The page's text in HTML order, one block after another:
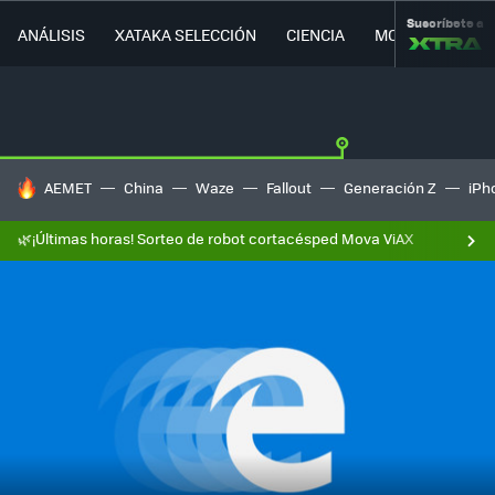
ANÁLISIS XATAKA SELECCIÓN CIENCIA MOVILIDAD
Suscríbete a
HOY SE HABLA DE
AEMET China Waze Fallout Generación Z
🌿¡Últimas horas! Sorteo de robot cortacésped Mova ViAX